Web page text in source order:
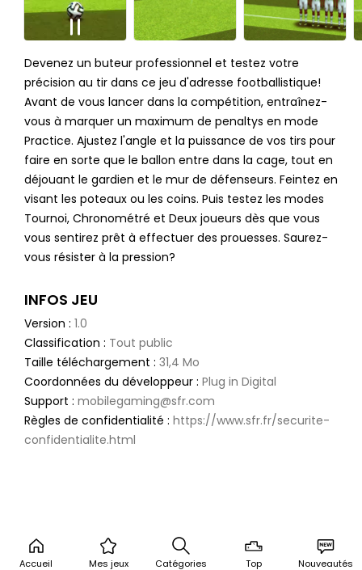
Accueil Mes jeux Catégories Top Nouveautés
Devenez un buteur professionnel et testez votre
précision au tir dans ce jeu d'adresse footballistique!
Avant de vous lancer dans la compétition, entraînez-
vous à marquer un maximum de penaltys en mode
Practice. Ajustez l'angle et la puissance de vos tirs pour
faire en sorte que le ballon entre dans la cage, tout en
déjouant le gardien et le mur de défenseurs. Feintez en
visant les poteaux ou les coins. Puis testez les modes
Tournoi, Chronométré et Deux joueurs dès que vous
vous sentirez prêt à effectuer des prouesses. Saurez-
vous résister à la pression?
INFOS JEU
Version : 1.0
Classification : Tout public
Taille téléchargement : 31,4 Mo
Coordonnées du développeur : Plug in Digital
Support : mobilegaming@sfr.com
Règles de confidentialité : https://www.sfr.fr/securite-
confidentialite.html